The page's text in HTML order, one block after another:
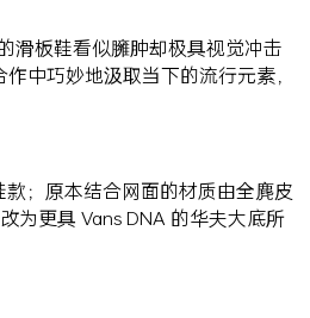
滑板鞋看似臃肿却极具视觉冲击
中巧妙地汲取当下的流行元素，
；原本结合网面的材质由全麂皮
为更具 Vans DNA 的华夫大底所